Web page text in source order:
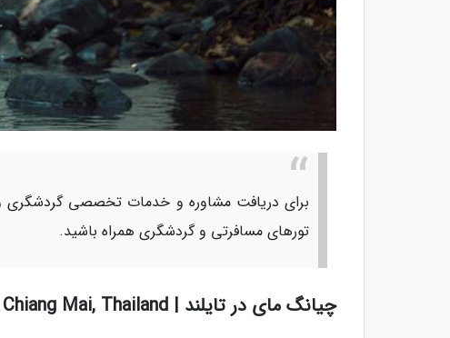
برای دریافت مشاوره و خدمات تخصصی گردشگری و
تورهای مسافرتی و گردشگری همراه باشید.
چیانگ مای در تایلند | Chiang Mai, Thailand